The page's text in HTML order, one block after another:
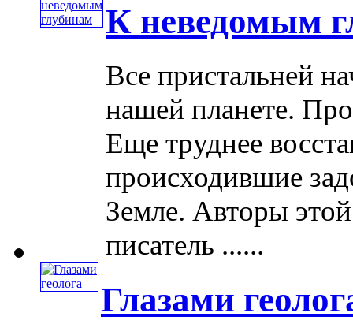
К неведомым
Все пристальней
нашей планете.
Еще труднее
происходившие
Земле. Авторы
писатель ......
Глазами